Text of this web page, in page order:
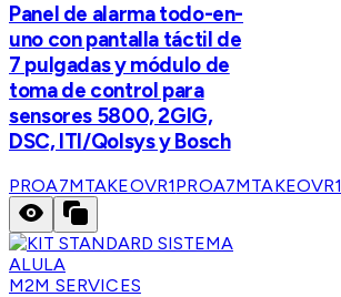
Panel de alarma todo-en-
uno con pantalla táctil de
7 pulgadas y módulo de
toma de control para
sensores 5800, 2GIG,
DSC, ITI/Qolsys y Bosch
PROA7MTAKEOVR1PROA7MTAKEOVR1
M2M SERVICES